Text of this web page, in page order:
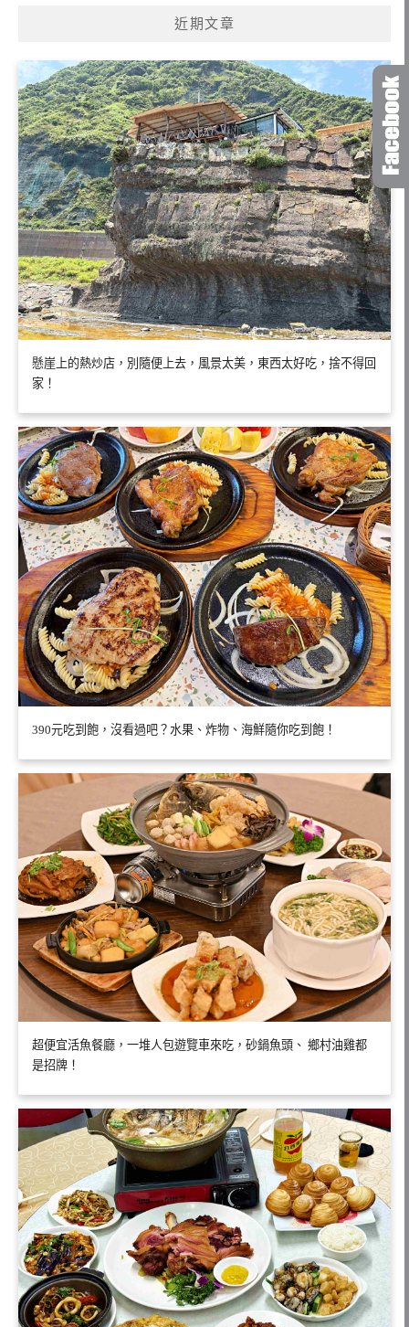
近期文章
懸崖上的熱炒店，別隨便上去，風景太美，東西太好吃，捨不得回
家！
390元吃到飽，沒看過吧？水果、炸物、海鮮隨你吃到飽！
超便宜活魚餐廳，一堆人包遊覽車來吃，砂鍋魚頭、 鄉村油雞都
是招牌！